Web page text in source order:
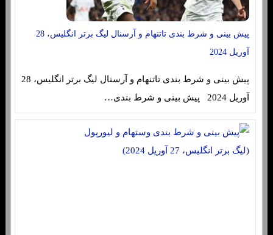
پیش بینی و شرط بندی تاتنهام و آرسنال لیگ برتر انگلیس، 28
آوریل 2024
پیش بینی و شرط بندی تاتنهام و آرسنال لیگ برتر انگلیس، 28
آوریل 2024 پیش بینی و شرط بندی…